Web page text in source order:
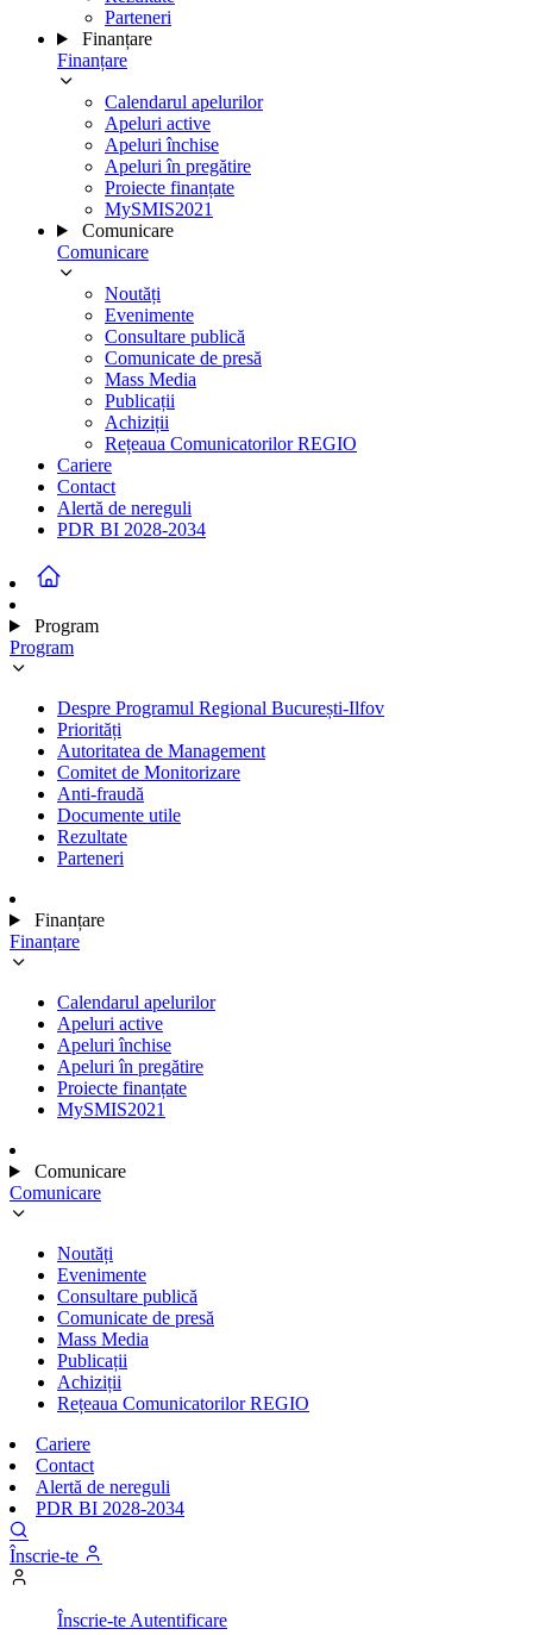
Parteneri
Finanțare
Finanțare
Calendarul apelurilor
Apeluri active
Apeluri închise
Apeluri în pregătire
Proiecte finanțate
MySMIS2021
Comunicare
Comunicare
Noutăți
Evenimente
Consultare publică
Comunicate de presă
Mass Media
Publicații
Achiziții
Rețeaua Comunicatorilor REGIO
Cariere
Contact
Alertă de nereguli
PDR BI 2028-2034
Program
Program
Despre Programul Regional București-Ilfov
Priorități
Autoritatea de Management
Comitet de Monitorizare
Anti-fraudă
Documente utile
Rezultate
Parteneri
Finanțare
Finanțare
Calendarul apelurilor
Apeluri active
Apeluri închise
Apeluri în pregătire
Proiecte finanțate
MySMIS2021
Comunicare
Comunicare
Noutăți
Evenimente
Consultare publică
Comunicate de presă
Mass Media
Publicații
Achiziții
Rețeaua Comunicatorilor REGIO
Cariere
Contact
Alertă de nereguli
PDR BI 2028-2034
Înscrie-te
Înscrie-te Autentificare